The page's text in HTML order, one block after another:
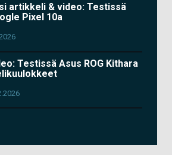
artikkeli & video: Testissä
Pixel 10a
Testissä Asus ROG Kithara